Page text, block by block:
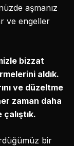
aşmanız
ve engeller
bizzat
aldık.
ve düzeltme
zaman daha
bir